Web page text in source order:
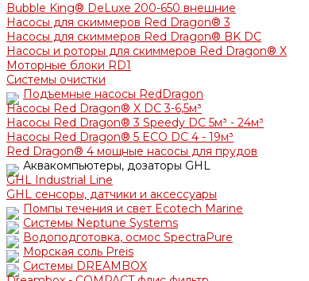
Bubble King® DeLuxe 200-650 внешние
Насосы для скиммеров Red Dragon® 3
Насосы для скиммеров Red Dragon® BK DC
Насосы и роторы для скиммеров Red Dragon® X
Моторные блоки RD1
Системы очистки
Подъемные насосы RedDragon
Насосы Red Dragon® X DC 3-6,5м³
Насосы Red Dragon® 3 Speedy DC 5м³ - 24м³
Насосы Red Dragon® 5 ECO DC 4 - 19м³
Red Dragon® 4 мощные насосы для прудов
Аквакомпьютеры, дозаторы GHL
GHL Industrial Line
GHL сенсоры, датчики и аксессуары
Помпы течения и свет Ecotech Marine
Системы Neptune Systems
Водоподготовка, осмос SpectraPure
Морская соль Preis
Системы DREAMBOX